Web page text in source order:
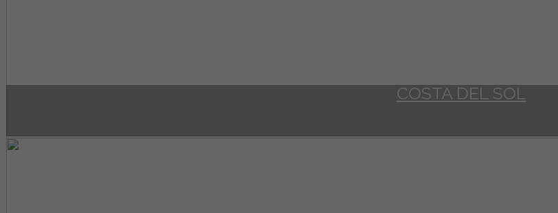
COSTA DEL SOL